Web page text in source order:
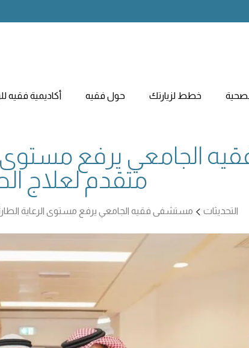
خطط لزيارتك حول فقيه أكاديمية فقيه
الجامعي يرفع مستوى
متقدم لعلاج
التحديثات مستشفى فقيه الجامعي يرفع مستوى الرعاية